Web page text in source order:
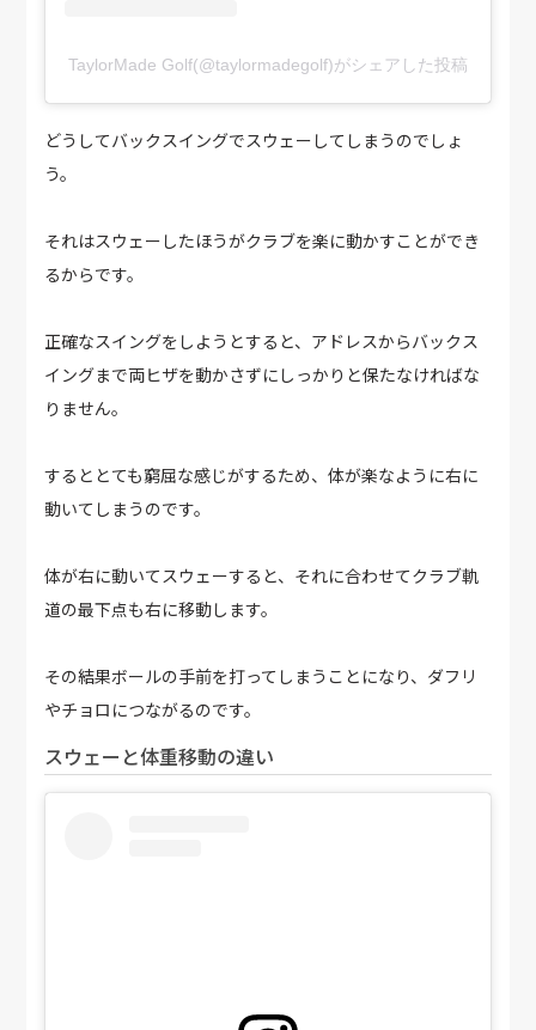
TaylorMade Golf(@taylormadegolf)がシェアした投稿
どうしてバックスイングでスウェーしてしまうのでしょ
う。
それはスウェーしたほうがクラブを楽に動かすことができ
るからです。
正確なスイングをしようとすると、アドレスからバックス
イングまで両ヒザを動かさずにしっかりと保たなければな
りません。
するととても窮屈な感じがするため、体が楽なように右に
動いてしまうのです。
体が右に動いてスウェーすると、それに合わせてクラブ軌
道の最下点も右に移動します。
その結果ボールの手前を打ってしまうことになり、ダフリ
やチョロにつながるのです。
スウェーと体重移動の違い